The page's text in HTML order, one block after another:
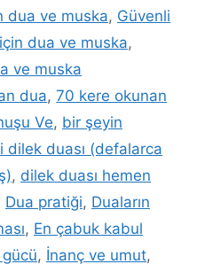
dua ve muska, Güvenli
dua ve muska,
ve muska
dua,70 kere okunan
Ve, bir şeyin
dilek duası (defalarca
, dilek duası hemen
Dua pratiği, Duaların
, En çabuk kabul
, İnanç ve umut,